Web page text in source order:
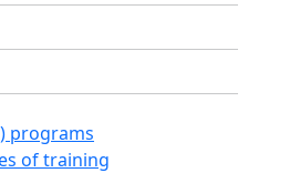
programs
of training